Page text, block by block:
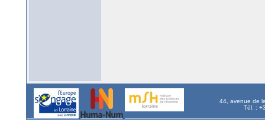
44, avenue de
Tél. :